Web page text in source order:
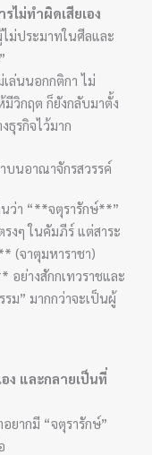
ไม่ทำผิดเสียเอง
ม่ประมาทในศีลและ
ล่นนอกกติกา ไม่
มีวิกฤต ก็ยังกลับมาตั้ง
ธุรกิจไว้มาก
บนอาณาจักรสวรรค์
ว่า “**จตุรารักษ์**”
งๆ ในคัมภีร์ แต่สาระ
(จาตุมหาราชา)
อย่างสักกเทวราชและ
ม” มากกว่าจะเป็นผู้
ง และกลายเป็นที่
ยากมี “จตุรารักษ์”